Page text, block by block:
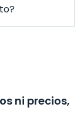
ni precios,